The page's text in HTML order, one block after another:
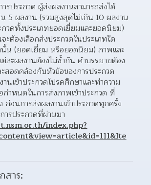
รประกวด ผู้ส่งผลงานสามารถส่งได้
น 5 ผลงาน (รวมสูงสุดไม่เกิน 10 ผลงาน
วดทั้งประเภทยอดเยี่ยมและยอดนิยม)
ะต้องเลือกส่งประกวดในประเภทใด
นั้น (ยอดเยี่ยม หรือยอดนิยม) ภาพและ
ละผลงานต้องไม่ซ้ำกัน คำบรรยายต้อง
สอดคล้องกับหัวข้อของการประกวด
นเข้าประกวดโปรดศึกษาและทำความ
กำหนดในการส่งภาพเข้าประกวด ที่
ก่อนการส่งผลงานเข้าประกวดทุกครั้ง
index.php?
สาร: